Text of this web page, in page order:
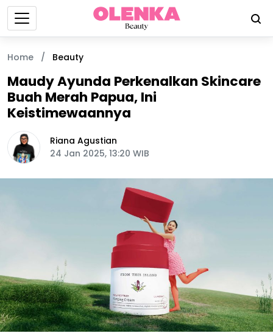
Home / Beauty
Maudy Ayunda Perkenalkan Skincare
Buah Merah Papua, Ini
Keistimewaannya
Riana Agustian
24 Jan 2025, 13:20 WIB